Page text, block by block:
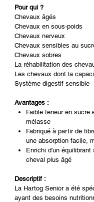
Kilogrammes
Pour qui ?
Chevaux âgés
Chevaux en sous-poids
Chevaux nerveux
Chevaux sensibles au
Chevaux sobres
La réhabilitation des
Les chevaux dont la
Système digestif sensible
Avantages :
Faible teneur en sucre
mélasse
Fabriqué à partir de
une absorption facile,
Enrichi d'un
cheval plus âgé
Descriptif :
La Hartog Senior a été
ayant des besoins